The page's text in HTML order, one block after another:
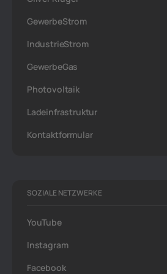
GewerbeStrom
IndustrieStrom
GewerbeGas
Photovoltaik
Ladeinfrastruktur
Kontaktformular
SOZIALE NETZWERKE
YouTube
Instagram
Facebook